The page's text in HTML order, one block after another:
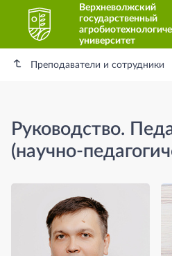
Верхневолжский
государственный
университет
Преподаватели и сотрудники
Руководство.
(научно-